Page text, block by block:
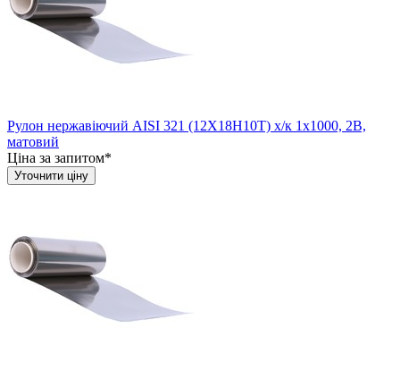
Рулон нержавіючий AISI 321 (12Х18Н10Т) х/к 1х1000, 2B,
матовий
Ціна за запитом*
Уточнити ціну